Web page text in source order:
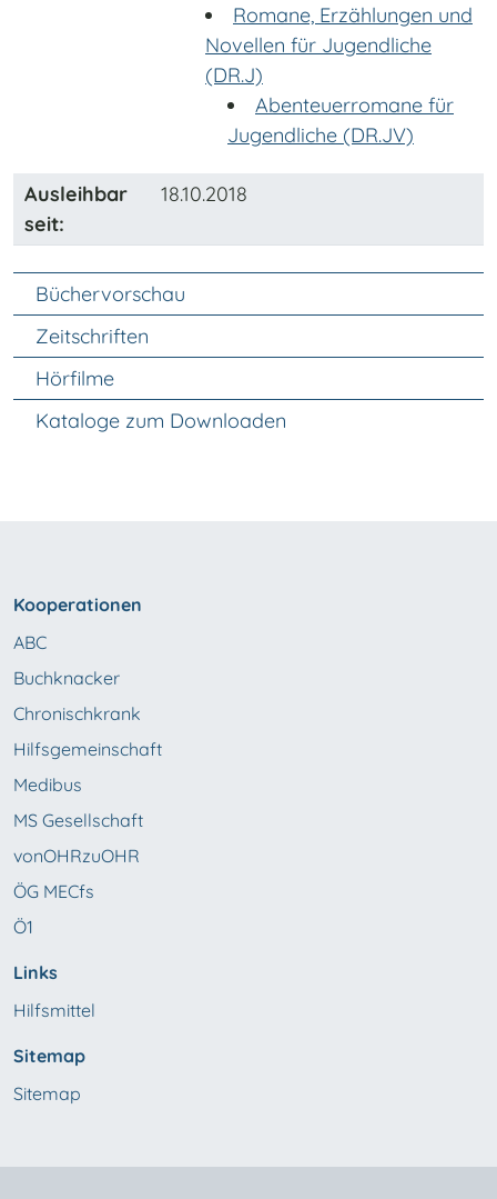
Romane, Erzählungen und
Novellen für Jugendliche
(DR.J)
Abenteuerromane für
Jugendliche (DR.JV)
Ausleihbar
seit:
18.10.2018
Unter Navigation
Büchervorschau
Zeitschriften
Hörfilme
Kataloge zum Downloaden
Kooperationen
ABC
Buchknacker
Chronischkrank
Hilfsgemeinschaft
Medibus
MS Gesellschaft
vonOHRzuOHR
ÖG MECfs
Ö1
Links
Hilfsmittel
Sitemap
Sitemap